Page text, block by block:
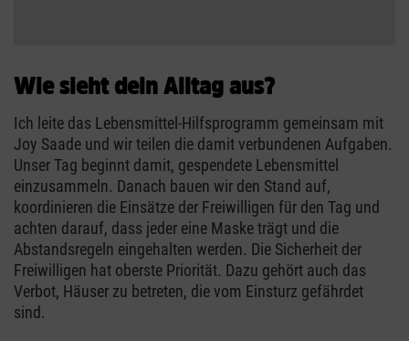
Wie sieht dein Alltag aus?
Ich leite das Lebensmittel-Hilfsprogramm gemeinsam mit
Joy Saade und wir teilen die damit verbundenen Aufgaben.
Unser Tag beginnt damit, gespendete Lebensmittel
einzusammeln. Danach bauen wir den Stand auf,
koordinieren die Einsätze der Freiwilligen für den Tag und
achten darauf, dass jeder eine Maske trägt und die
Abstandsregeln eingehalten werden. Die Sicherheit der
Freiwilligen hat oberste Priorität. Dazu gehört auch das
Verbot, Häuser zu betreten, die vom Einsturz gefährdet
sind.